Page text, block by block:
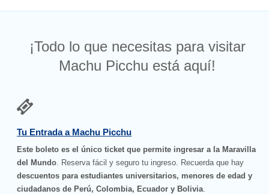
¡Todo lo que necesitas para visitar
Machu Picchu está aquí!
Tu Entrada a Machu Picchu
Este boleto es el único ticket que permite ingresar a la Maravilla
del Mundo . Reserva fácil y seguro tu ingreso. Recuerda que hay
descuentos para estudiantes universitarios, menores de edad y
ciudadanos de Perú, Colombia, Ecuador y Bolivia